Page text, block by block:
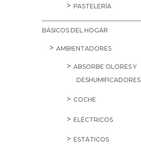
PASTELERÍA
BÁSICOS DEL HOGAR
AMBIENTADORES
ABSORBE OLORES Y
DESHUMIFICADORES
COCHE
ELÉCTRICOS
ESTÁTICOS